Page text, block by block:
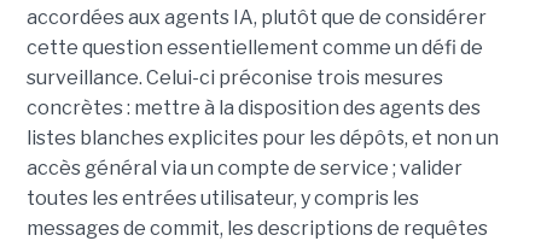
accordées aux agents IA, plutôt que de considérer
cette question essentiellement comme un défi de
surveillance. Celui-ci préconise trois mesures
concrètes : mettre à la disposition des agents des
listes blanches explicites pour les dépôts, et non un
accès général via un compte de service ; valider
toutes les entrées utilisateur, y compris les
messages de commit, les descriptions de requêtes